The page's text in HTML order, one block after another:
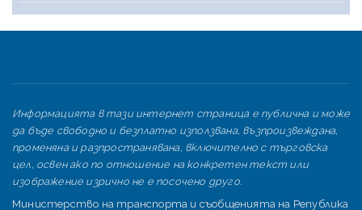
Информацията в тази интернет страница е публична и може
да бъде свободно и безплатно използвана, възпроизвеждана,
променяна и разпространявана, включително с търговска
цел, освен ако по отношение на конкретен текст или
изображение изрично не е посочено друго.
Министерство на транспорта и съобщенията на Република